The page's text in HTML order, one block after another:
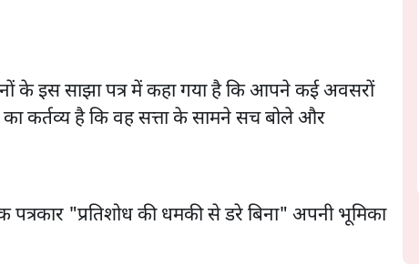
के इस साझा पत्र में कहा गया है कि आपने कई अवसरों
कर्तव्य है कि वह सत्ता के सामने सच बोले और
पत्रकार "प्रतिशोध की धमकी से डरे बिना" अपनी भूमिका